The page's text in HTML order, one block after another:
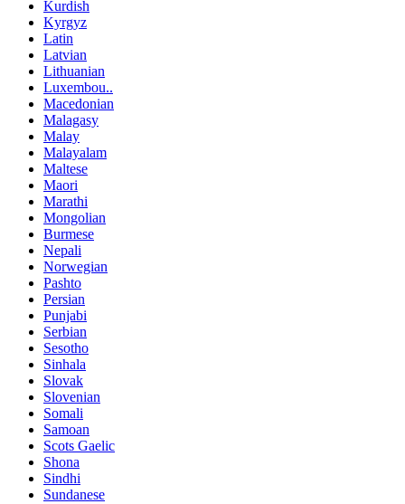
Kurdish
Kyrgyz
Latin
Latvian
Lithuanian
Luxembou..
Macedonian
Malagasy
Malay
Malayalam
Maltese
Maori
Marathi
Mongolian
Burmese
Nepali
Norwegian
Pashto
Persian
Punjabi
Serbian
Sesotho
Sinhala
Slovak
Slovenian
Somali
Samoan
Scots Gaelic
Shona
Sindhi
Sundanese